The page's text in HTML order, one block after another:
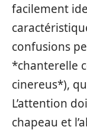
facilement
confusions
*chanterelle
cinereus*),
L’attention
chapeau et